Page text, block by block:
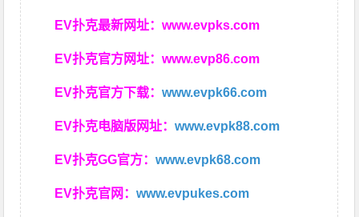
EV扑克最新网址：www.evpks.com
EV扑克官方网址：www.evp86.com
EV扑克官方下载：www.evpk66.com
EV扑克电脑版网址：www.evpk88.com
EV扑克GG官方：www.evpk68.com
EV扑克官网：www.evpukes.com